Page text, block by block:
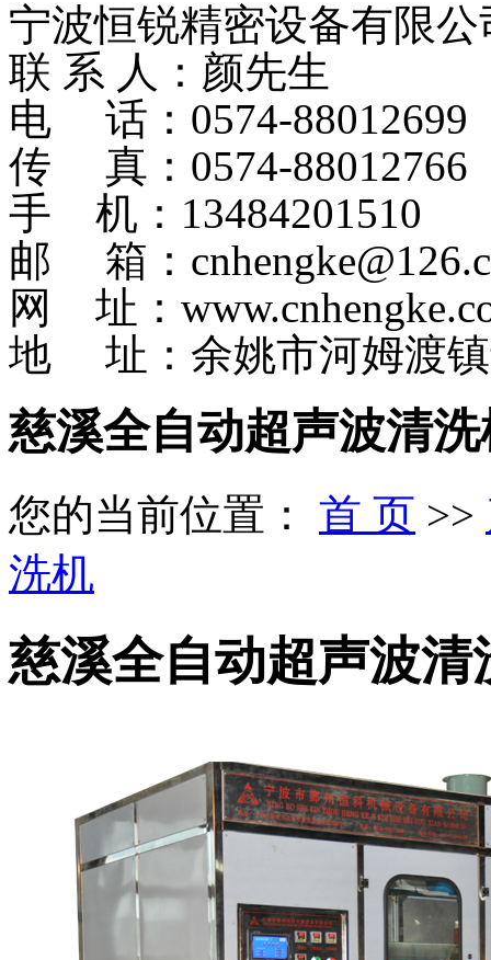
宁波恒锐精密设备有限公
联 系 人：颜先生
电 话：0574-88012699
传 真：0574-88012766
手 机：13484201510
邮 箱：
网 址：
地 址：余姚市河姆渡镇
慈溪全自动超声波清洗
您的当前位置： 首 页 >>
洗机
慈溪全自动超声波清